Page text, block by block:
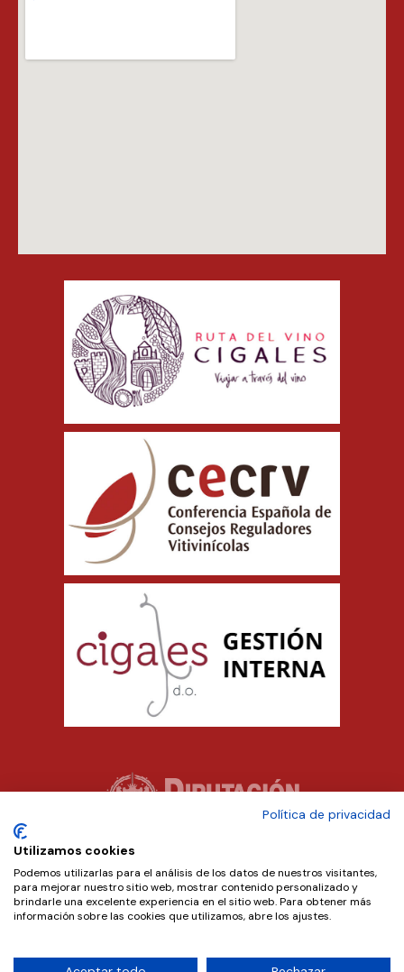
Política de privacidad
Utilizamos cookies
Podemos utilizarlas para el análisis de los datos de nuestros visitantes,
para mejorar nuestro sitio web, mostrar contenido personalizado y
brindarle una excelente experiencia en el sitio web. Para obtener más
información sobre las cookies que utilizamos, abre los ajustes.